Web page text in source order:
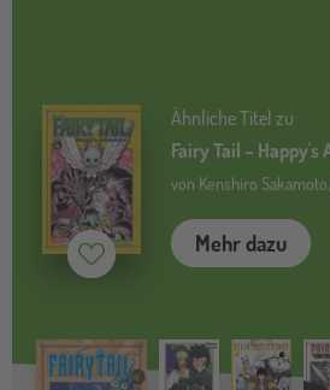
Ähnliche Titel zu
Fairy Tail – Happy's
von Kenshiro
Mehr dazu
Merken ( inaktiv)